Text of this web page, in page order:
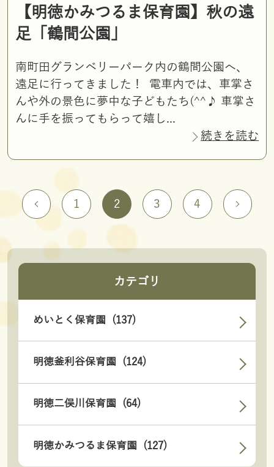
【明徳かみつるま保育園】秋の遠
足「鶴間公園」
南町田グランベリーパーク内の鶴間公園へ、
遠足に行ってきました！ 電車内では、車掌さ
んや外の景色に夢中な子どもたち(^^♪ 車掌さ
んに手を振ってもらって嬉し...
続きを読む
1 2 3 4
カテゴリ
めいとく保育園 (137)
明徳釜利谷保育園 (124)
明徳二俣川保育園 (64)
明徳かみつるま保育園 (127)